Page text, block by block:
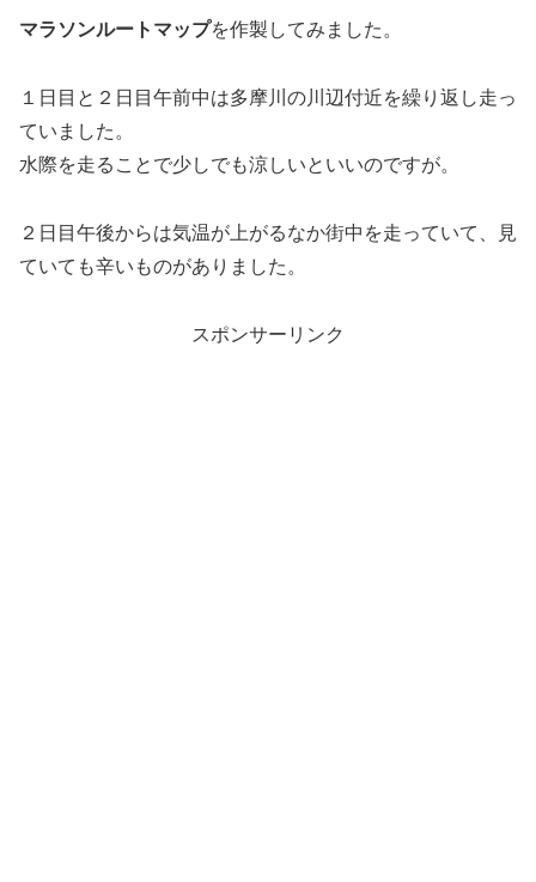
マラソンルートマップを作製してみました。
１日目と２日目午前中は多摩川の川辺付近を繰り返し走っ
ていました。
水際を走ることで少しでも涼しいといいのですが。
２日目午後からは気温が上がるなか街中を走っていて、見
ていても辛いものがありました。
スポンサーリンク